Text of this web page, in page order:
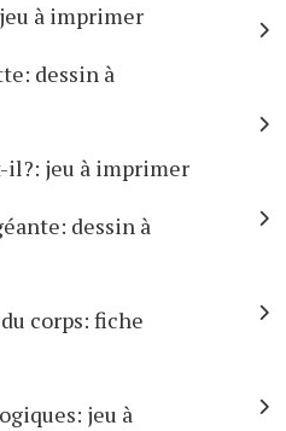
à imprimer
dessin à
il?: jeu à imprimer
dessin à
corps: fiche
jeu à